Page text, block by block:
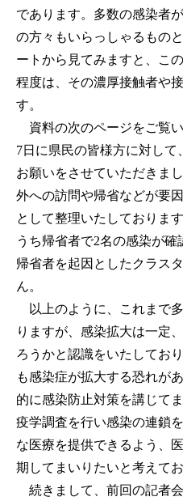
であります。多数の感染者
の方々もいらっしゃるもの
ートから見てみますと、こ
程度は、その濃厚接触者や
す。
資料の次のページをご覧
7日に県民の皆様方に対して
お願いをさせていただきま
外への訪問や帰省などが要
として整理いたしておりま
うち帰省者で2名の感染が
帰省者を起因としたクラス
ん。
以上のように、これまで
りますが、感染拡大は一定
ろうかと認識をいたしてお
も感染症が拡大する恐れが
的に感染防止対策を講じて
疫学調査を行い感染の連鎖
な医療を提供できるよう、
期してまいりたいと考えてお
続きまして、前回の記者